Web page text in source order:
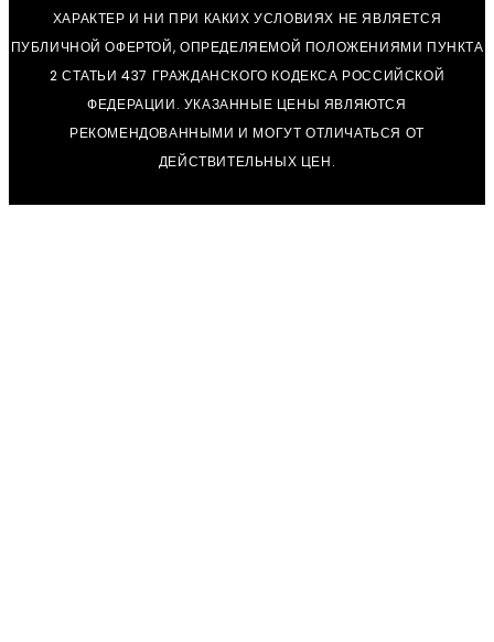
ХАРАКТЕР И НИ ПРИ КАКИХ УСЛОВИЯХ НЕ ЯВЛЯЕТСЯ
ПУБЛИЧНОЙ ОФЕРТОЙ, ОПРЕДЕЛЯЕМОЙ ПОЛОЖЕНИЯМИ ПУНКТА
2 СТАТЬИ 437 ГРАЖДАНСКОГО КОДЕКСА РОССИЙСКОЙ
ФЕДЕРАЦИИ. УКАЗАННЫЕ ЦЕНЫ ЯВЛЯЮТСЯ
РЕКОМЕНДОВАННЫМИ И МОГУТ ОТЛИЧАТЬСЯ ОТ
ДЕЙСТВИТЕЛЬНЫХ ЦЕН.